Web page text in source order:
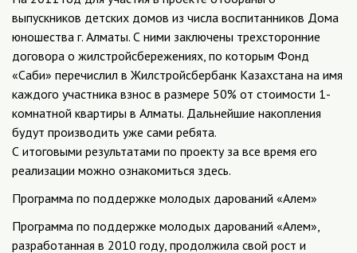
выпускников детских домов из числа воспитанников Дома
юношества г. Алматы. С ними заключены трехсторонние
договора о жилстройсбережениях, по которым Фонд
«Саби» перечислил в Жилстройсбербанк Казахстана на имя
каждого участника взнос в размере 50% от стоимости 1-
комнатной квартиры в Алматы. Дальнейшие накопления
будут производить уже сами ребята.
С итоговыми результатами по проекту за все время его
реализации можно ознакомиться здесь.
Программа по поддержке молодых дарований «Алем»
Программа по поддержке молодых дарований «Алем»,
разработанная в 2010 году, продолжила свой рост и